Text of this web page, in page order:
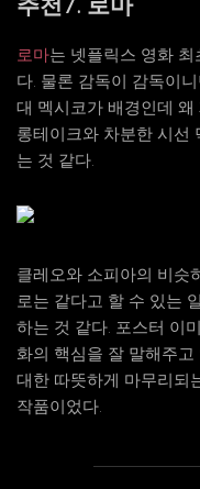
추천7. 로마
로마는 넷플릭스 영화
다. 물론 감독이 감독이
대 멕시코가 배경인데
롱테이크와 차분한 시선
는 것 같다.
클레오와 소피아의 비슷
로는 같다고 할 수 있는
하는 것 같다. 포스터 이
화의 핵심을 잘 말해주
대한 따뜻하게 마무리되
작품이었다.